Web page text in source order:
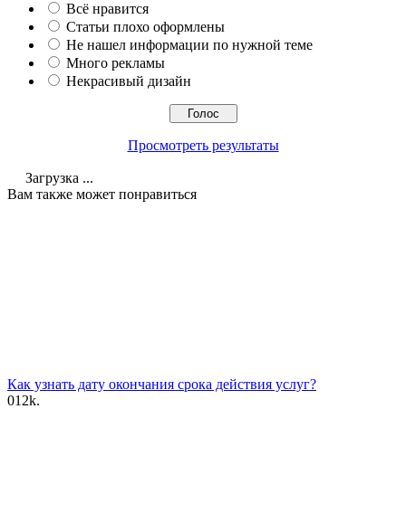
Всё нравится
Статьи плохо оформлены
Не нашел информации по нужной теме
Много рекламы
Некрасивый дизайн
Просмотреть результаты
Загрузка ...
Вам также может понравиться
Как узнать дату окончания срока действия услуг?
012k.